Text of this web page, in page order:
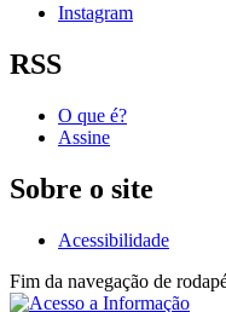
Instagram
RSS
O que é?
Assine
Sobre o site
Acessibilidade
Fim da navegação de